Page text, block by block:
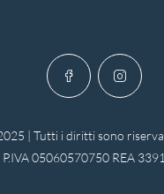
| Tutti i diritti sono
05060570750 REA